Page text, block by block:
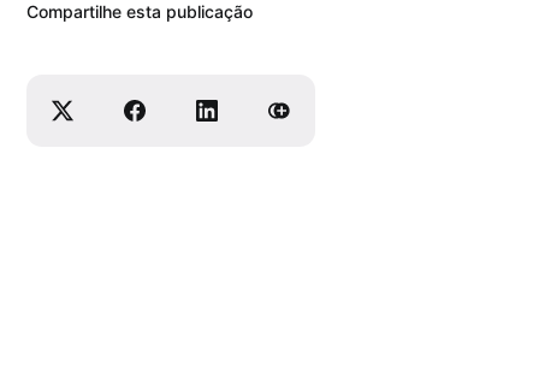
Compartilhe esta publicação